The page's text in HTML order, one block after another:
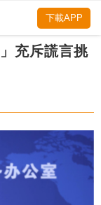
充斥謊言挑
下載APP